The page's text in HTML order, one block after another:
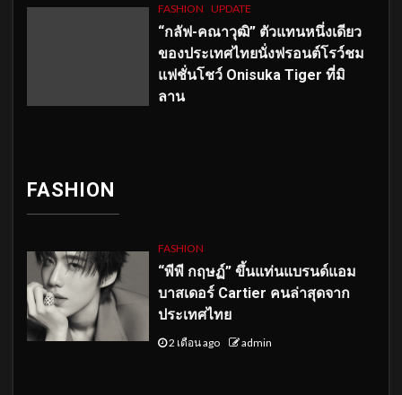
FASHION UPDATE
“กลัฟ-คณาวุฒิ” ตัวแทนหนึ่งเดียว
ของประเทศไทยนั่งฟรอนต์โรว์ชม
แฟชั่นโชว์ Onisuka Tiger ที่มิ
ลาน
FASHION
FASHION
“พีพี กฤษฏ์” ขึ้นแท่นแบรนด์แอม
บาสเดอร์ Cartier คนล่าสุดจาก
ประเทศไทย
2 เดือน ago admin